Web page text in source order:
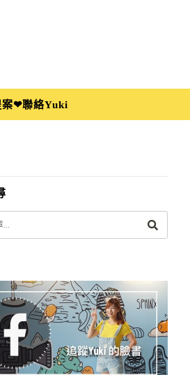
案❤聯絡Yuki